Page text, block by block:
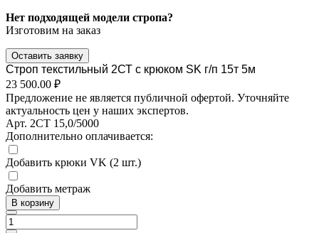
Нет подходящей модели стропа?
Изготовим на заказ
Оставить заявку
Строп текстильный 2СТ с крюком SK г/п 15т 5м
23 500.00 ₽
Предложение не является публичной офертой. Уточняйте
актуальность цен у наших экспертов.
Арт. 2СТ 15,0/5000
Дополнительно оплачивается:
Добавить крюки VK (2 шт.)
Добавить метраж
В корзину